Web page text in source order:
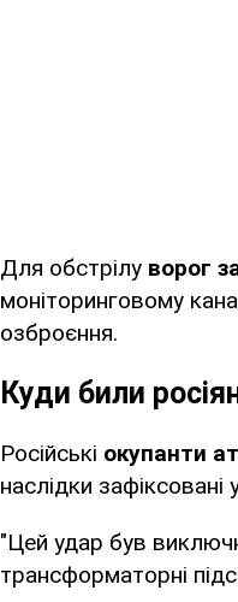
Для обстрілу ворог
моніторинговому
озброєння.
Куди били
Російські окупанти
наслідки
"Цей удар був
трансформаторні